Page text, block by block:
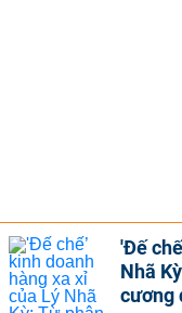
'Đế
Nhã
cương